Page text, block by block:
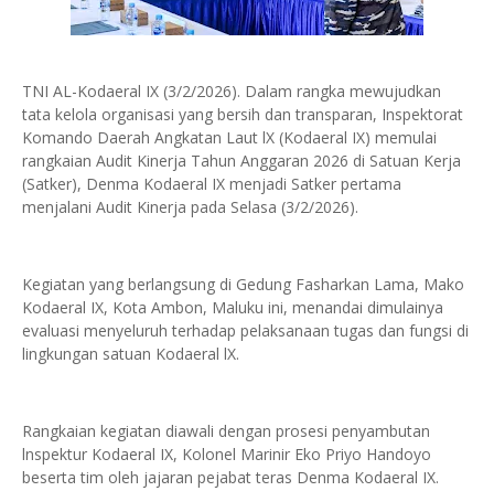
TNI AL-Kodaeral IX (3/2/2026). Dalam rangka mewujudkan
tata kelola organisasi yang bersih dan transparan, Inspektorat
Komando Daerah Angkatan Laut lX (Kodaeral IX) memulai
rangkaian Audit Kinerja Tahun Anggaran 2026 di Satuan Kerja
(Satker), Denma Kodaeral IX menjadi Satker pertama
menjalani Audit Kinerja pada Selasa (3/2/2026).
Kegiatan yang berlangsung di Gedung Fasharkan Lama, Mako
Kodaeral IX, Kota Ambon, Maluku ini, menandai dimulainya
evaluasi menyeluruh terhadap pelaksanaan tugas dan fungsi di
lingkungan satuan Kodaeral lX.
Rangkaian kegiatan diawali dengan prosesi penyambutan
lnspektur Kodaeral IX, Kolonel Marinir Eko Priyo Handoyo
beserta tim oleh jajaran pejabat teras Denma Kodaeral IX.